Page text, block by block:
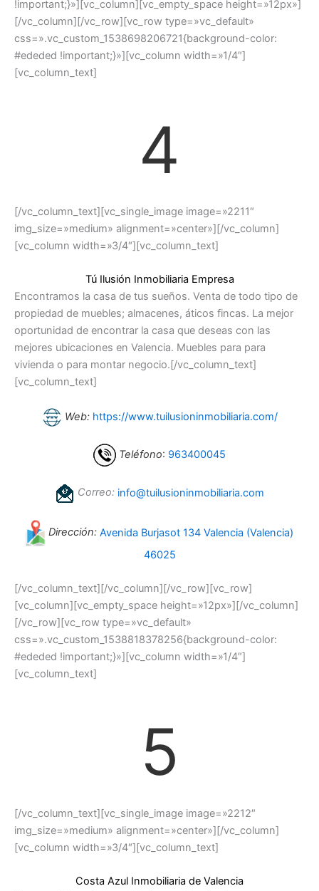
!important;}»][vc_column][vc_empty_space height=»12px»]
[/vc_column][/vc_row][vc_row type=»vc_default»
css=».vc_custom_1538698206721{background-color:
#ededed !important;}»][vc_column width=»1/4″]
[vc_column_text]
4
[/vc_column_text][vc_single_image image=»2211″
img_size=»medium» alignment=»center»][/vc_column]
[vc_column width=»3/4″][vc_column_text]
Tú Ilusión Inmobiliaria Empresa
Encontramos la casa de tus sueños. Venta de todo tipo de
propiedad de muebles; almacenes, áticos fincas. La mejor
oportunidad de encontrar la casa que deseas con las
mejores ubicaciones en Valencia. Muebles para para
vivienda o para montar negocio.[/vc_column_text]
[vc_column_text]
Web: https://www.tuilusioninmobiliaria.com/
Teléfono: 963400045
Correo: info@tuilusioninmobiliaria.com
Dirección: Avenida Burjasot 134 Valencia (Valencia)
46025
[/vc_column_text][/vc_column][/vc_row][vc_row]
[vc_column][vc_empty_space height=»12px»][/vc_column]
[/vc_row][vc_row type=»vc_default»
css=».vc_custom_1538818378256{background-color:
#ededed !important;}»][vc_column width=»1/4″]
[vc_column_text]
5
[/vc_column_text][vc_single_image image=»2212″
img_size=»medium» alignment=»center»][/vc_column]
[vc_column width=»3/4″][vc_column_text]
Costa Azul Inmobiliaria de Valencia